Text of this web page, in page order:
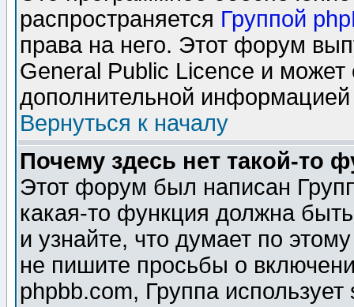
распространяется Группой
права на него. Этот форум
General Public Licence и может
дополнительной
Вернуться к началу
Почему здесь нет такой-то
Этот форум был написан
какая-то функция должна
и узнайте, что думает по
не пишите просьбы о
phpbb.com, Группа